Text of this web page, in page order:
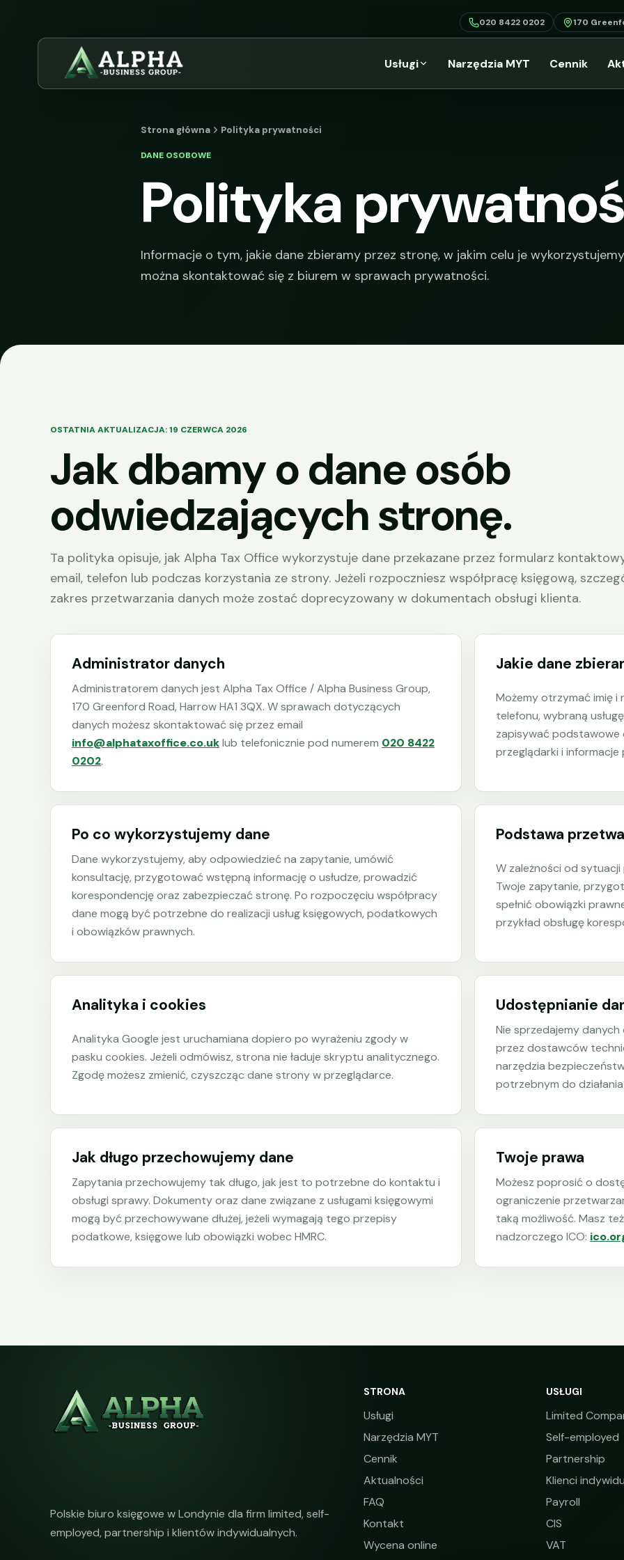
020 8422 0202 170
Usługi Narzędzia MYT Cennik
Strona główna Polityka prywatności
DANE OSOBOWE
Polityka
Informacje o tym, jakie dane zbieramy przez stronę, w jakim celu je
można skontaktować się z biurem w sprawach prywatności.
OSTATNIA AKTUALIZACJA: 19 CZERWCA 2026
Jak dbamy o dane osób
odwiedzających stronę.
Ta polityka opisuje, jak Alpha Tax Office wykorzystuje dane przekazane przez formularz
email, telefon lub podczas korzystania ze strony. Jeżeli rozpoczniesz współpracę księgową,
zakres przetwarzania danych może zostać doprecyzowany w dokumentach obsługi klienta.
Administrator danych
Administratorem danych jest Alpha Tax Office / Alpha Business Group,
170 Greenford Road, Harrow HA1 3QX. W sprawach dotyczących
danych możesz skontaktować się przez email
info@alphataxoffice.co.uklub telefonicznie pod numerem 020 8422
0202.
Jakie dane
Możemy otrzymać imię i
telefonu, wybraną
zapisywać podstawowe
przeglądarki i
Po co wykorzystujemy dane
Dane wykorzystujemy, aby odpowiedzieć na zapytanie, umówić
konsultację, przygotować wstępną informację o usłudze, prowadzić
korespondencję oraz zabezpieczać stronę. Po rozpoczęciu współpracy
dane mogą być potrzebne do realizacji usług księgowych, podatkowych
i obowiązków prawnych.
Podstawa
W zależności od
Twoje zapytanie,
spełnić obowiązki
przykład obsługę
Analityka i cookies
Analityka Google jest uruchamiana dopiero po wyrażeniu zgody w
pasku cookies. Jeżeli odmówisz, strona nie ładuje skryptu analitycznego.
Zgodę możesz zmienić, czyszcząc dane strony w przeglądarce.
Udostępnianie
Nie sprzedajemy
przez dostawców
narzędzia
potrzebnym do
Jak długo przechowujemy dane
Zapytania przechowujemy tak długo, jak jest to potrzebne do kontaktu i
obsługi sprawy. Dokumenty oraz dane związane z usługami księgowymi
mogą być przechowywane dłużej, jeżeli wymagają tego przepisy
podatkowe, księgowe lub obowiązki wobec HMRC.
Twoje prawa
Możesz poprosić o
ograniczenie
taką możliwość. Masz
nadzorczego ICO:
Polskie biuro księgowe w Londynie dla firm limited, self-
employed, partnership i klientów indywidualnych.
STRONA
Usługi
Narzędzia MYT
Cennik
Aktualności
FAQ
Kontakt
Wycena online
USŁUGI
Limited
Self-employed
Partnership
Klienci
Payroll
CIS
VAT